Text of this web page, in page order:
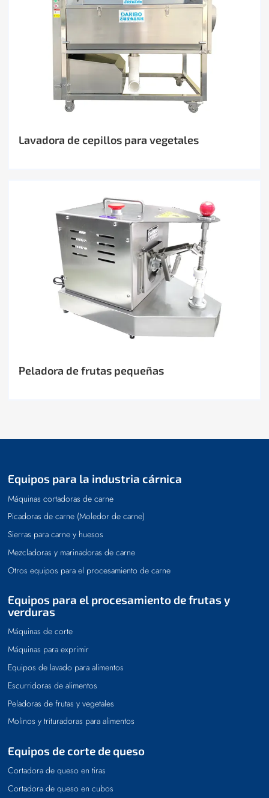
Lavadora de cepillos para vegetales
Peladora de frutas pequeñas
Equipos para la industria cárnica
Máquinas cortadoras de carne
Picadoras de carne (Moledor de carne)
Sierras para carne y huesos
Mezcladoras y marinadoras de carne
Otros equipos para el procesamiento de carne
Equipos para el procesamiento de frutas y
verduras
Máquinas de corte
Máquinas para exprimir
Equipos de lavado para alimentos
Escurridoras de alimentos
Peladoras de frutas y vegetales
Molinos y trituradoras para alimentos
Equipos de corte de queso
Cortadora de queso en tiras
Cortadora de queso en cubos